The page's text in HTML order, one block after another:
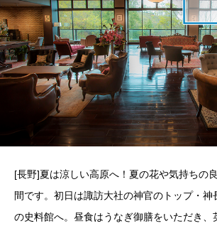
[長野]夏は涼しい高原へ！夏の花や気持ちの
間です。初日は諏訪大社の神官のトップ・神
の史料館へ。昼食はうなぎ御膳をいただき、